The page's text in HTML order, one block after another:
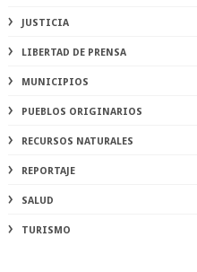
JUSTICIA
LIBERTAD DE PRENSA
MUNICIPIOS
PUEBLOS ORIGINARIOS
RECURSOS NATURALES
REPORTAJE
SALUD
TURISMO